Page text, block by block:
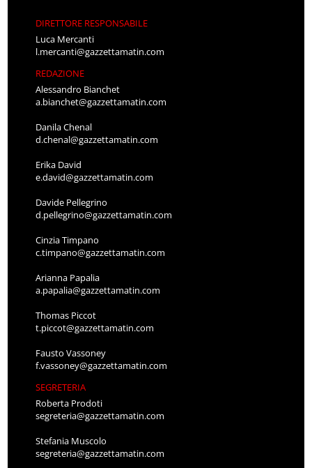
DIRETTORE RESPONSABILE
Luca Mercanti
l.mercanti@gazzettamatin.com
REDAZIONE
Alessandro Bianchet
a.bianchet@gazzettamatin.com
Danila Chenal
d.chenal@gazzettamatin.com
Erika David
e.david@gazzettamatin.com
Davide Pellegrino
d.pellegrino@gazzettamatin.com
Cinzia Timpano
c.timpano@gazzettamatin.com
Arianna Papalia
a.papalia@gazzettamatin.com
Thomas Piccot
t.piccot@gazzettamatin.com
Fausto Vassoney
f.vassoney@gazzettamatin.com
SEGRETERIA
Roberta Prodoti
segreteria@gazzettamatin.com
Stefania Muscolo
segreteria@gazzettamatin.com